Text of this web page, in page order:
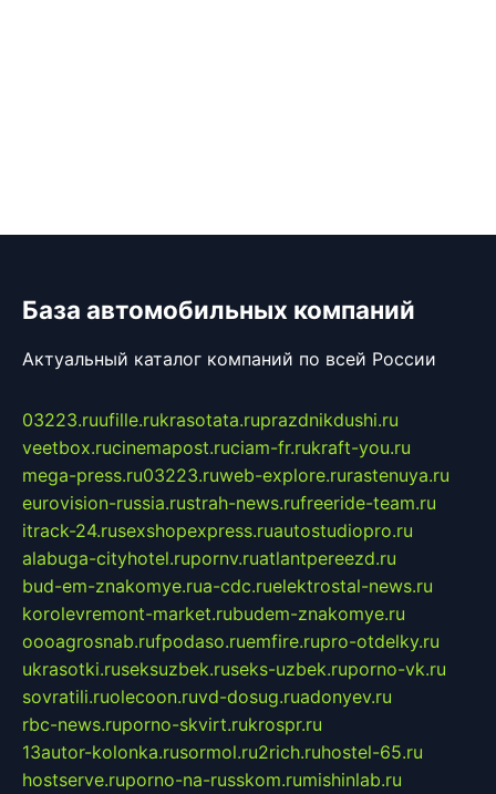
База автомобильных компаний
Актуальный каталог компаний по всей России
03223.ruufille.rukrasotata.ruprazdnikdushi.ru
veetbox.rucinemapost.ruciam-fr.rukraft-you.ru
mega-press.ru03223.ruweb-explore.rurastenuya.ru
eurovision-russia.rustrah-news.rufreeride-team.ru
itrack-24.rusexshopexpress.ruautostudiopro.ru
alabuga-cityhotel.rupornv.ruatlantpereezd.ru
bud-em-znakomye.rua-cdc.ruelektrostal-news.ru
korolevremont-market.rubudem-znakomye.ru
oooagrosnab.rufpodaso.ruemfire.rupro-otdelky.ru
ukrasotki.ruseksuzbek.ruseks-uzbek.ruporno-vk.ru
sovratili.ruolecoon.ruvd-dosug.ruadonyev.ru
rbc-news.ruporno-skvirt.rukrospr.ru
13autor-kolonka.rusormol.ru2rich.ruhostel-65.ru
hostserve.ruporno-na-russkom.rumishinlab.ru